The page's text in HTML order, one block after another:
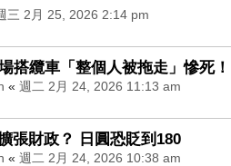
三 2月 25, 2026 2:14 pm
搭纜車「整個人被拖走」慘死
« 週二 2月 24, 2026 11:13 am
張財政？ 日圓恐貶到180
« 週二 2月 24, 2026 10:38 am